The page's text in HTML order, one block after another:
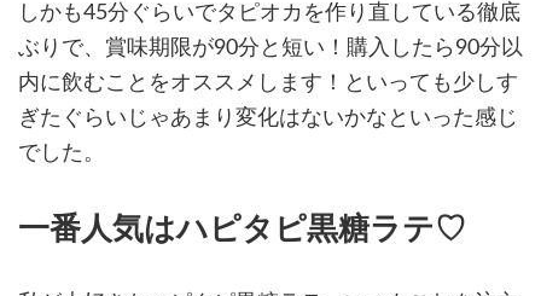
しかも45分ぐらいでタピオカを作り直している徹底
ぶりで、賞味期限が90分と短い！購入したら90分以
内に飲むことをオススメします！といっても少しす
ぎたぐらいじゃあまり変化はないかなといった感じ
でした。
一番人気はハピタピ黒糖ラテ♡